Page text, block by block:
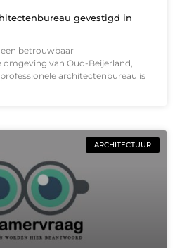
gevestigd in
betrouwbaar
van Oud-Beijerland,
architectenbureau is
ARCHITECTUUR